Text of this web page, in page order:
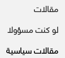
مقالات
لو كنت مسؤولا
مقالات سياسية